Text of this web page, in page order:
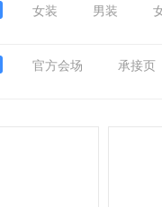
女装 男装
官方会场 承接页